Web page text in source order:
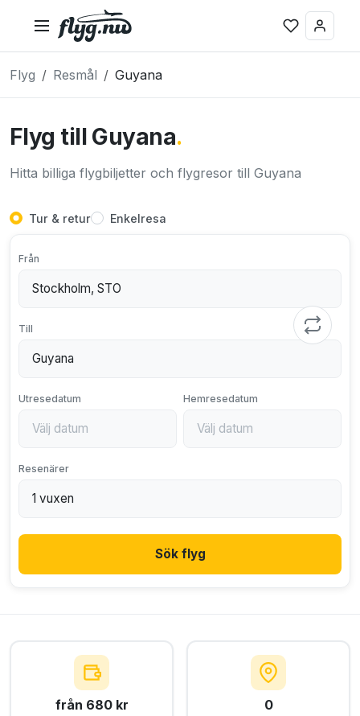
Flyg Resmål Guyana
Flyg till Guyana.
Hitta billiga flygbiljetter och flygresor till Guyana
Tur & retur Enkelresa
Från
Till
Utresedatum Hemresedatum
Resenärer
Sök flyg
från 680 kr 0